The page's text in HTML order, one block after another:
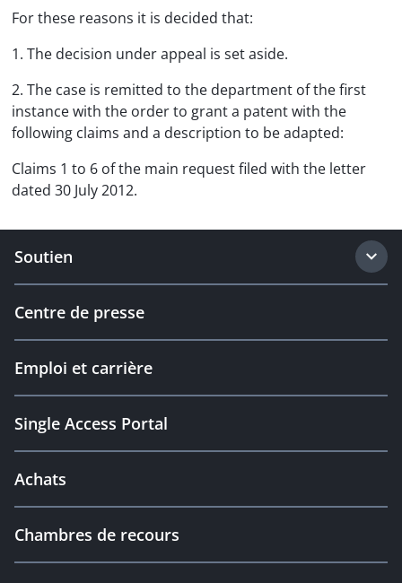
For these reasons it is decided that:
1. The decision under appeal is set aside.
2. The case is remitted to the department of the first
instance with the order to grant a patent with the
following claims and a description to be adapted:
Claims 1 to 6 of the main request filed with the letter
dated 30 July 2012.
Soutien
Centre de presse
Emploi et carrière
Single Access Portal
Achats
Chambres de recours